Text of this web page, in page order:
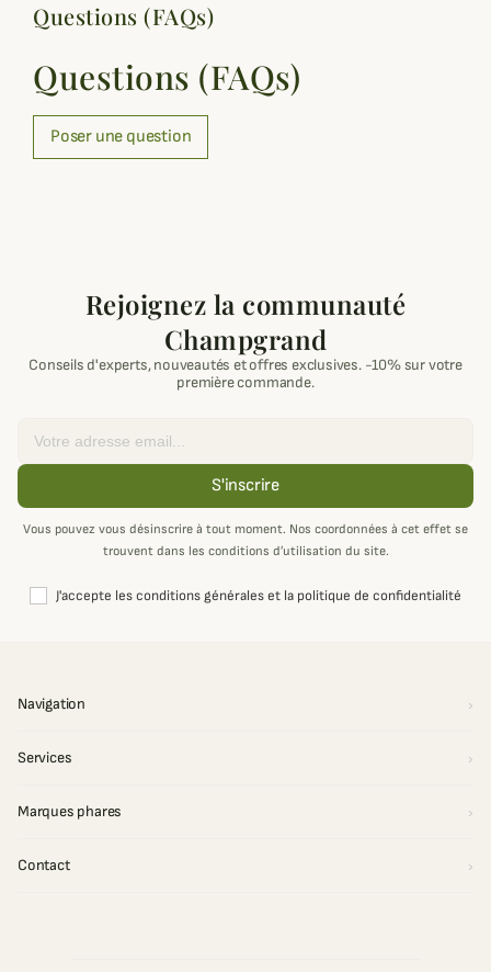
Questions (FAQs)
Questions (FAQs)
Poser une question
Rejoignez la communauté
Champgrand
Conseils d'experts, nouveautés et offres exclusives. -10% sur votre
première commande.
S'inscrire
Vous pouvez vous désinscrire à tout moment. Nos coordonnées à cet effet se
trouvent dans les conditions d’utilisation du site.
J'accepte les conditions générales et la politique de confidentialité
Navigation
Services
Marques phares
Contact